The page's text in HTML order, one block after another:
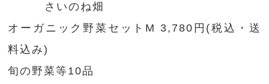
さいのね畑
オーガニック野菜セットM 3,780円(税込・送
料込み)
旬の野菜等10品